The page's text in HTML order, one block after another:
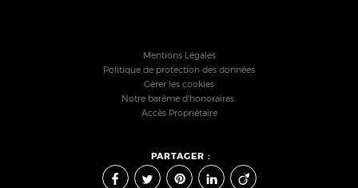
Mentions Légales
Politique de protection des données
Gérer les cookies
Notre barème d'honoraires
Accès Propriétaire
PARTAGER :